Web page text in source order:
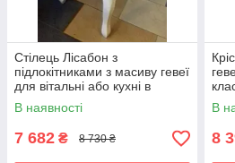
Стілець Лісабон з
підлокітниками з масиву гевеї
для вітальні або кухні в
класичному стилі Sof, колір
білий
В наявності
7 682 ₴ 8 730 ₴
В
8